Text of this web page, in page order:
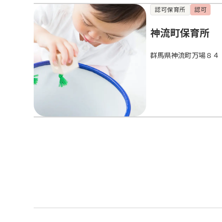
認可保育所 認可
神流町保育所
群馬県神流町万場８